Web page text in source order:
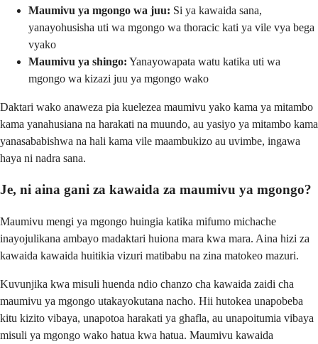
Maumivu ya mgongo wa juu: Si ya kawaida sana,
yanayohusisha uti wa mgongo wa thoracic kati ya vile vya bega
vyako
Maumivu ya shingo: Yanayowapata watu katika uti wa
mgongo wa kizazi juu ya mgongo wako
Daktari wako anaweza pia kuelezea maumivu yako kama ya mitambo
kama yanahusiana na harakati na muundo, au yasiyo ya mitambo kama
yanasababishwa na hali kama vile maambukizo au uvimbe, ingawa
haya ni nadra sana.
Je, ni aina gani za kawaida za maumivu ya mgongo?
Maumivu mengi ya mgongo huingia katika mifumo michache
inayojulikana ambayo madaktari huiona mara kwa mara. Aina hizi za
kawaida kawaida huitikia vizuri matibabu na zina matokeo mazuri.
Kuvunjika kwa misuli huenda ndio chanzo cha kawaida zaidi cha
maumivu ya mgongo utakayokutana nacho. Hii hutokea unapobeba
kitu kizito vibaya, unapotoa harakati ya ghafla, au unapoitumia vibaya
misuli ya mgongo wako hatua kwa hatua. Maumivu kawaida